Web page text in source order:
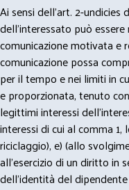
Ai sensi dell’art. 2-
dell’interessato può
comunicazione motivata e
comunicazione possa
per il tempo e nei limiti in
e proporzionata, tenuto
legittimi interessi
interessi di cui al comma
riciclaggio), e) (allo
all’esercizio di un diritto in
dell’identità del